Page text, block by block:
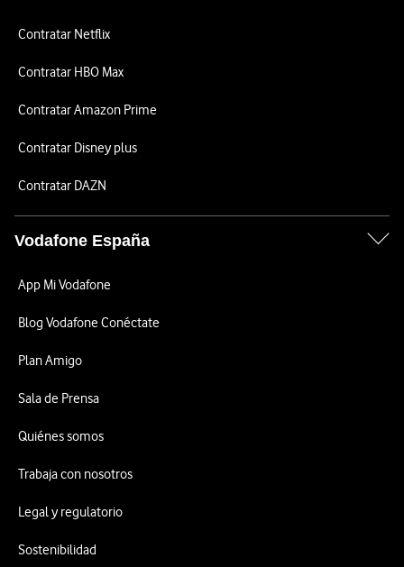
Contratar Netflix
Contratar HBO Max
Contratar Amazon Prime
Contratar Disney plus
Contratar DAZN
Vodafone España
App Mi Vodafone
Blog Vodafone Conéctate
Plan Amigo
Sala de Prensa
Quiénes somos
Trabaja con nosotros
Legal y regulatorio
Sostenibilidad